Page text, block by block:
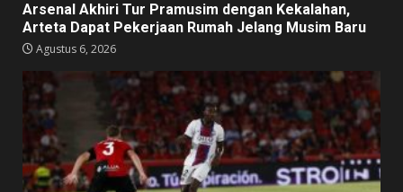
Arsenal Akhiri Tur Pramusim dengan Kekalahan,
Arteta Dapat Pekerjaan Rumah Jelang Musim Baru
Agustus 6, 2026